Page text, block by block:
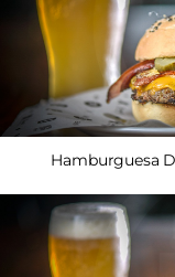
Hamburguesa